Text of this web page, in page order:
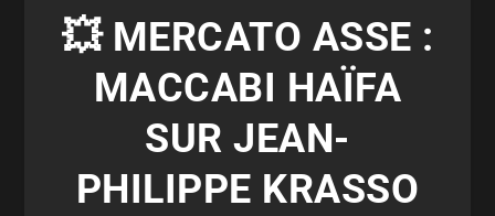
💥 MERCATO ASSE :
MACCABI HAÏFA
SUR JEAN-
PHILIPPE KRASSO